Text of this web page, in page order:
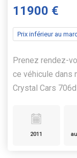
11900 €
Prix inférieur au
Prenez rendez-
ce véhicule dans
Crystal Cars 706d
2011